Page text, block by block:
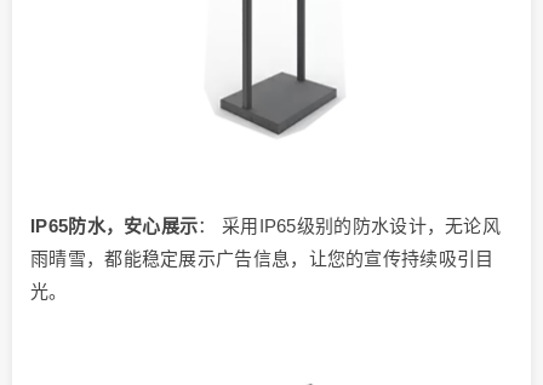
IP65防水，安心展示： 采用IP65级别的防水设计，无论风
雨晴雪，都能稳定展示广告信息，让您的宣传持续吸引目
光。